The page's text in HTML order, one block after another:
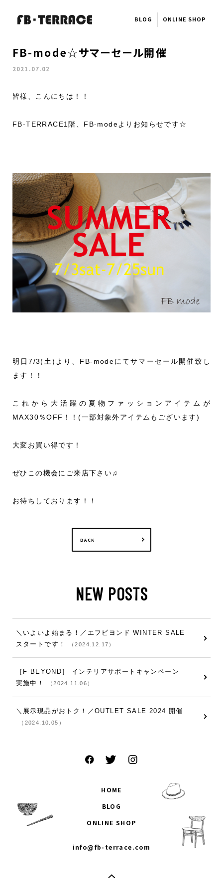
BLOG ONLINE SHOP
FB-mode☆サマーセール開催
2021.07.02
皆様、こんにちは！！
FB-TERRACE1階、FB-modeよりお知らせです☆
明日7/3(土)より、FB-modeにてサマーセール開催致し
ます！！
これから大活躍の夏物ファッションアイテムが
MAX30％OFF！！(一部対象外アイテムもございます)
大変お買い得です！
ぜひこの機会にご来店下さい♫
お待ちしております！！
BACK
NEW POSTS
＼いよいよ始まる！／エフビヨンド WINTER SALE
スタートです！
（2024.12.17）
［F-BEYOND］ インテリアサポートキャンペーン
実施中！
（2024.11.06）
＼展示現品がおトク！／OUTLET SALE 2024 開催
（2024.10.05）
HOME
BLOG
ONLINE SHOP
info@fb-terrace.com